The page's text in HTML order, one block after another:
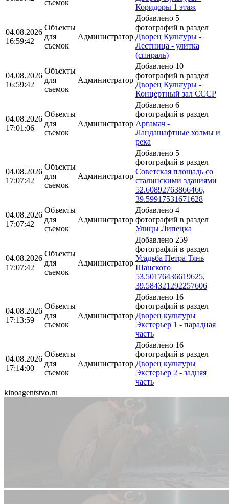
съемок
Коридоры 1 этаж
04.08.2026
16:59:42
Объекты
для
съемок
Администратор
Добавлено 5
фотографий в раздел
Дворец Культуры -
Лестница - улитка
(спираль)
04.08.2026
16:59:42
Объекты
для
съемок
Администратор
Добавлено 10
фотографий в раздел
Дворец Культуры -
Концертный зал СССР
04.08.2026
17:01:06
Объекты
для
съемок
Администратор
Добавлено 6
фотографий в раздел
Аргамач -
Ландашафтные холмы и
река
04.08.2026
17:07:42
Объекты
для
съемок
Администратор
Добавлено 5
фотографий в раздел
Советская площадь со
сталинскими зданиями
52.60892763866466,
39.59917531671628
04.08.2026
17:07:42
Объекты
для
съемок
Администратор
Добавлено 4
фотографий в раздел
Улицы Липецка
04.08.2026
17:07:42
Объекты
для
съемок
Администратор
Добавлено 259
фотографий в раздел
Усадьба Петра Тянь
Шанского
53.50176436619625,
39.584321292257606
04.08.2026
17:13:59
Объекты
для
съемок
Администратор
Добавлено 16
фотографий в раздел
Дворец культуры
Экстерьер 1 - парадная
часть
04.08.2026
17:14:00
Объекты
для
съемок
Администратор
Добавлено 16
фотографий в раздел
Дворец культуры
Экстерьер 2 - задняя
часть
kinoagentstvo.ru